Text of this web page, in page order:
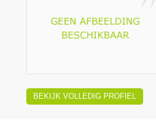
BEKIJK VOLLEDIG PROFIEL